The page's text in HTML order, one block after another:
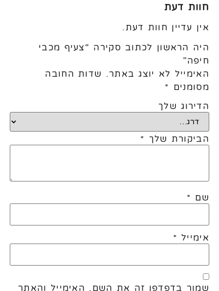
חוות דעת
אין עדיין חוות דעת.
היה הראשון לכתוב סקירה “צעיף מכבי
חיפה”
האימייל לא יוצג באתר. שדות החובה
מסומנים *
הדירוג שלך
הביקורת שלך *
שם *
אימייל *
שמור בדפדפן זה את השם, האימייל והאתר